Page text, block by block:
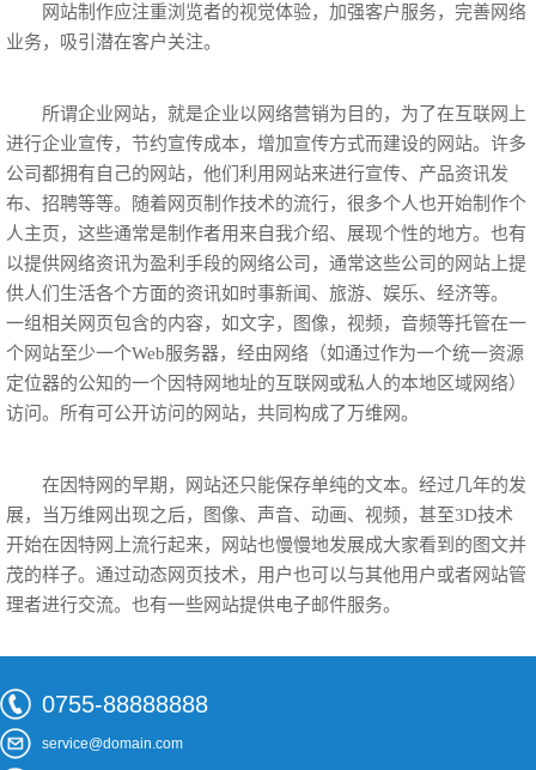
网站制作应注重浏览者的视觉体验，加强客户服务，完善网络
业务，吸引潜在客户关注。
所谓企业网站，就是企业以网络营销为目的，为了在互联网上
进行企业宣传，节约宣传成本，增加宣传方式而建设的网站。许多
公司都拥有自己的网站，他们利用网站来进行宣传、产品资讯发
布、招聘等等。随着网页制作技术的流行，很多个人也开始制作个
人主页，这些通常是制作者用来自我介绍、展现个性的地方。也有
以提供网络资讯为盈利手段的网络公司，通常这些公司的网站上提
供人们生活各个方面的资讯如时事新闻、旅游、娱乐、经济等。
一组相关网页包含的内容，如文字，图像，视频，音频等托管在一
个网站至少一个Web服务器，经由网络（如通过作为一个统一资源
定位器的公知的一个因特网地址的互联网或私人的本地区域网络）
访问。所有可公开访问的网站，共同构成了万维网。
在因特网的早期，网站还只能保存单纯的文本。经过几年的发
展，当万维网出现之后，图像、声音、动画、视频，甚至3D技术
开始在因特网上流行起来，网站也慢慢地发展成大家看到的图文并
茂的样子。通过动态网页技术，用户也可以与其他用户或者网站管
理者进行交流。也有一些网站提供电子邮件服务。
0755-88888888
service@domain.com